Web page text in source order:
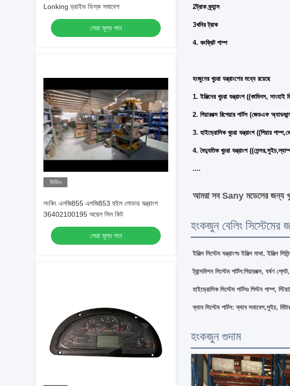
Lonking ড্রাইভ ডিস্ক সমাবেশ
সেরা মূল্য পান
ভিডিও
লংকিং এলজি855 এলজি853 হুইল লোডার যন্ত্রাংশ
36402100195 অয়েল সিল কিট
সেরা মূল্য পান
2ট্রাক ক্র্যান্স
3খনির ট্রাক
4. কংক্রিট পাম্প
হংজুনের খুচরা যন্ত্রাংশের মধ্যে রয়েছে
1. ইঞ্জিনের খুচরা যন্ত্রাংশ ((কামিনস,
2. গিয়ারবক্স রিপেয়ার পার্টস (জেডএফ
3. হাইড্রোলিক খুচরা যন্ত্রাংশ ((গিয়ার
4. বৈদ্যুতিক খুচরা যন্ত্রাংশ
....
আমরা সব Sany মডেলের জন্য
হংকজুন বেলিং সিস্টেমের
ইঞ্জিন সিস্টেম যন্ত্রাংশঃ ইঞ্জিন মাথা, ইঞ্জিন
ট্রান্সমিশন সিস্টেম পার্টস:গিয়ারবক্স, ঘর্ষণ
হাইড্রোলিক সিস্টেম পার্টসঃ পিস্টন পাম্প,
ক্যাব সিস্টেম পার্টস: ক্যাব সমাবেশ,সুইচ,
হংকজুন গুদাম